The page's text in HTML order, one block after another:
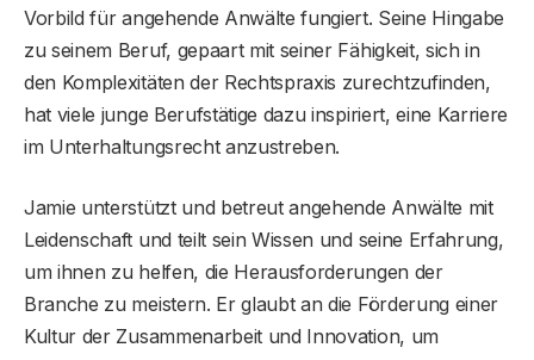
Vorbild für angehende Anwälte fungiert. Seine Hingabe
zu seinem Beruf, gepaart mit seiner Fähigkeit, sich in
den Komplexitäten der Rechtspraxis zurechtzufinden,
hat viele junge Berufstätige dazu inspiriert, eine Karriere
im Unterhaltungsrecht anzustreben.
Jamie unterstützt und betreut angehende Anwälte mit
Leidenschaft und teilt sein Wissen und seine Erfahrung,
um ihnen zu helfen, die Herausforderungen der
Branche zu meistern. Er glaubt an die Förderung einer
Kultur der Zusammenarbeit und Innovation, um